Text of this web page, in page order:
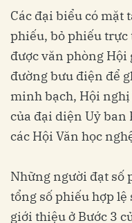
Các đại biểu có
phiếu, bỏ phiếu trực
được văn phòng
đường bưu điện để
minh bạch, Hội
của đại diện Uỷ
các Hội Văn học
Những người đạt số
tổng số phiếu hợp lệ
giới thiệu ở Bước 3